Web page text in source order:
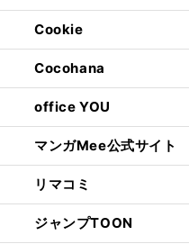
Cookie
Cocohana
office YOU
マンガMee公式サイト
リマコミ
ジャンプTOON